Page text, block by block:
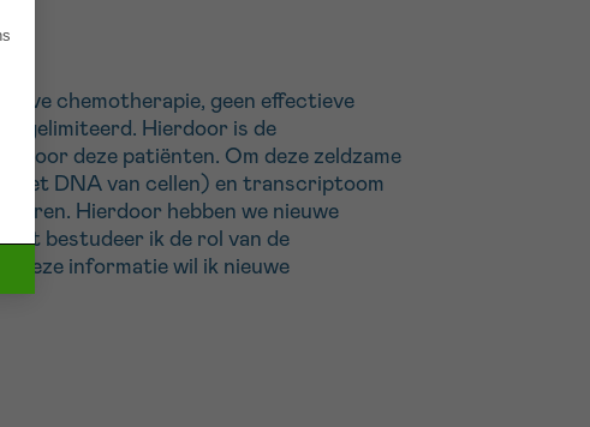
chemotherapie, geen effectieve
gelimiteerd. Hierdoor is de
voor deze patiënten. Om deze zeldzame
het DNA van cellen) en transcriptoom
Hierdoor hebben we nieuwe
bestudeer ik de rol van de
deze informatie wil ik nieuwe